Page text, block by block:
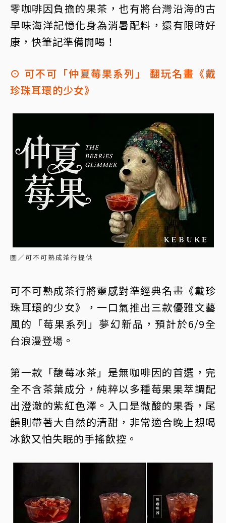
零咖啡因負擔的果茶，也有將台灣沿海的古
早味海洋記憶化身為消暑配料，還有限時好
康，快筆記準備開喝！
⊙ 可不可「仲夏莓果系列」 翻玩名畫《戴
珍珠耳環的少女》
圖／可不可熟成茶行提供
可不可熟成茶行將靈感對準經典名畫《戴珍
珠耳環的少女》，一口氣推出三款優雅文藝
風的「莓果系列」夢幻新品，預計於6/9全
台浪漫登場。
第一款「馥莓冰茶」是無咖啡因的首選，完
全不含茶葉成分，純粹以多種莓果果萃調配
出澄澈的紫紅色澤。入口是微酸的果香，尾
韻則帶著大自然的清甜，非常適合晚上想喝
冰飲又怕失眠的手搖飲控。